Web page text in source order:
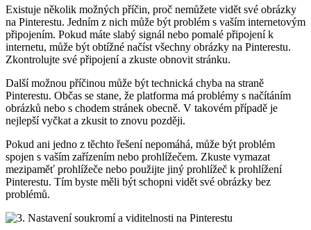
Existuje několik možných příčin, proč nemůžete vidět své obrázky
na Pinterestu. Jedním z nich může být problém s vaším internetovým
připojením. Pokud máte slabý signál nebo pomalé připojení k
internetu, může být obtížné načíst všechny obrázky na Pinterestu.
Zkontrolujte své připojení a zkuste obnovit stránku.
Další možnou příčinou může být technická chyba na straně
Pinterestu. Občas se stane, že platforma má problémy s načítáním
obrázků nebo s chodem stránek obecně. V takovém případě je
nejlepší vyčkat a zkusit to znovu později.
Pokud ani jedno z těchto řešení nepomáhá, může být problém
spojen s vaším zařízením nebo prohlížečem. Zkuste vymazat
mezipaměť prohlížeče nebo použijte jiný prohlížeč k prohlížení
Pinterestu. Tím byste měli být schopni vidět své obrázky bez
problémů.